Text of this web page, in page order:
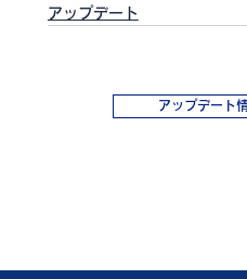
アップデート
アップデート